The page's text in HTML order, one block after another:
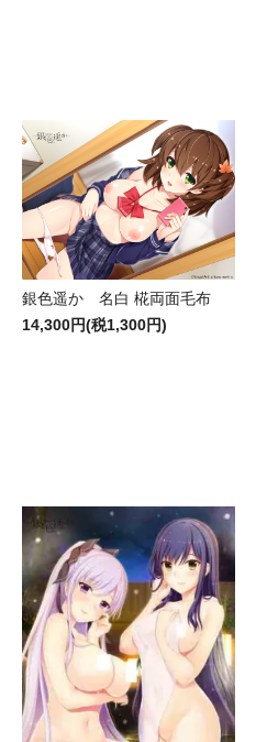
銀色遥か 名白 椛両面毛布
14,300円(税1,300円)